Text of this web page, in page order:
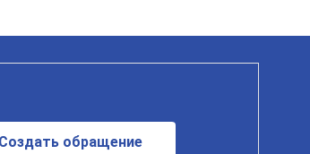
Создать обращение